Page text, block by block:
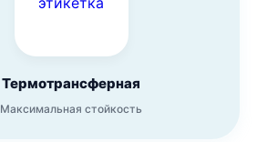
Термотрансферная
Максимальная стойкость